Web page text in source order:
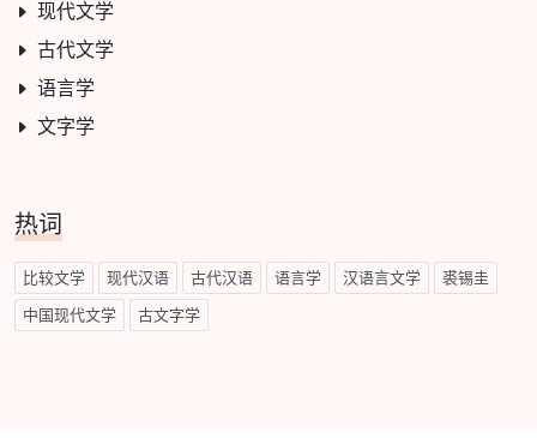
现代文学
古代文学
语言学
文字学
热词
比较文学 现代汉语 古代汉语 语言学 汉语言文学 裘锡圭
中国现代文学 古文字学